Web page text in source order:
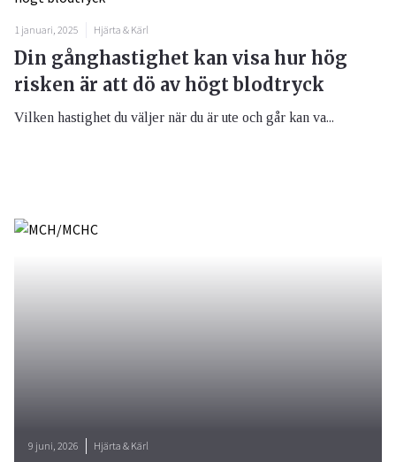
1 januari, 2025 Hjärta & Kärl
Din gånghastighet kan visa hur hög
risken är att dö av högt blodtryck
Vilken hastighet du väljer när du är ute och går kan va...
9 juni, 2026 Hjärta & Kärl